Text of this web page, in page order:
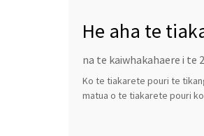
He aha te
na te kaiwhakahaere i te
Ko te tiakarete pouri te
matua o te tiakarete pouri